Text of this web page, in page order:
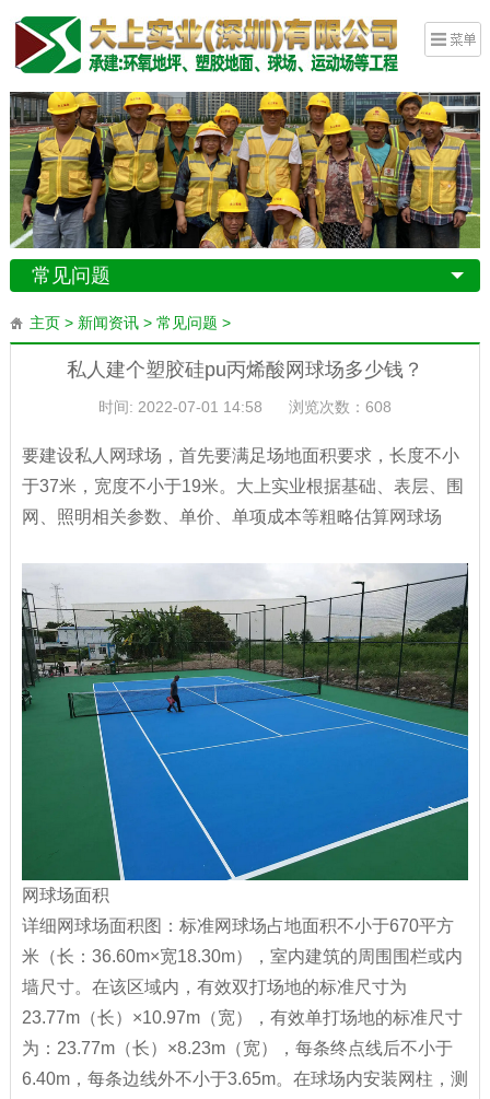
常见问题
主页> 新闻资讯> 常见问题 >
私人建个塑胶硅pu丙烯酸网球场多少钱？
时间: 2022-07-01 14:58 浏览次数： 608
要建设私人网球场，首先要满足场地面积要求，长度不小
于37米，宽度不小于19米。大上实业根据基础、表层、围
网、照明相关参数、单价、单项成本等粗略估算网球场
网球场面积
详细网球场面积图：标准网球场占地面积不小于670平方
米（长：36.60m×宽18.30m），室内建筑的周围围栏或内
墙尺寸。在该区域内，有效双打场地的标准尺寸为
23.77m（长）×10.97m（宽），有效单打场地的标准尺寸
为：23.77m（长）×8.23m（宽），每条终点线后不小于
6.40m，每条边线外不小于3.65m。在球场内安装网柱，测